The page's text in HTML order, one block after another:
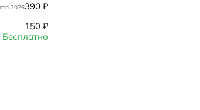
2026390 ₽
150 ₽
Бесплатно